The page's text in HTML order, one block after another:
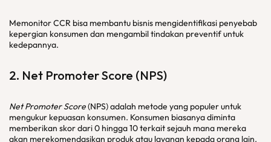
Memonitor CCR bisa membantu bisnis mengidentifikasi penyebab
kepergian konsumen dan mengambil tindakan preventif untuk
kedepannya.
2. Net Promoter Score (NPS)
Net Promoter Score(NPS) adalah metode yang populer untuk
mengukur kepuasan konsumen. Konsumen biasanya diminta
memberikan skor dari 0 hingga 10 terkait sejauh mana mereka
akan merekomendasikan produk atau layanan kepada orang lain.